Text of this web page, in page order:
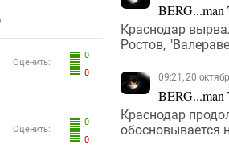
0
0
Оценить:
0
0
Оценить:
BERG...man
Краснодар
Ростов,
09:21, 20
BERG...man
Краснодар
обосновывается